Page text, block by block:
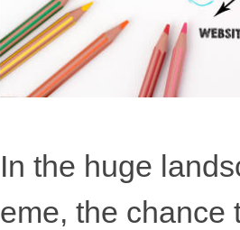
In the huge
eme, the chance